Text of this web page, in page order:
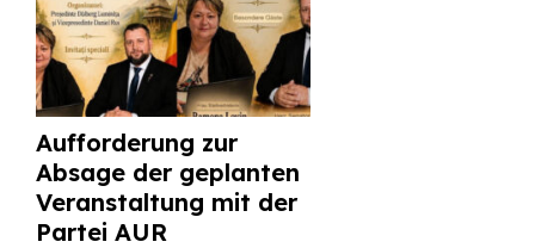
Aufforderung zur
Absage der geplanten
Veranstaltung mit der
Partei AUR